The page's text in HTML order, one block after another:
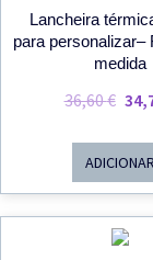
Lancheira
para personalizar–
medida
36,60€ O
Era:
ADICIONAR